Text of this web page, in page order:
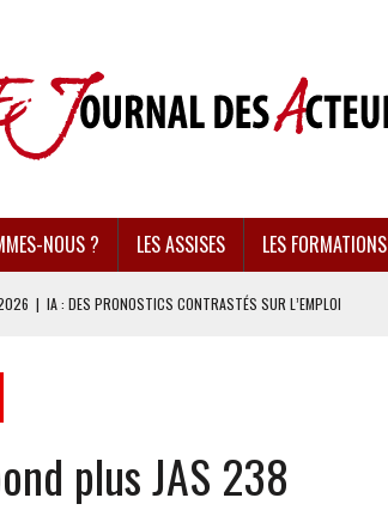
NOUS ? LES ASSISES LES FORMATIONS
| IA : DES PRONOSTICS CONTRASTÉS SUR L’EMPLOI
: UNE ÉCONOMIE DANGEREUSEMENT FRAGILISÉE
: LES RÉCIFS CORALLIENS AU BORD DE L’EFFONDREMENT
plus JAS 238